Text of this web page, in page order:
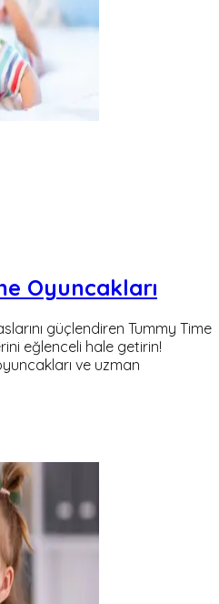
Oyuncakları
güçlendiren Tummy Time
eğlenceli hale getirin!
ve uzman